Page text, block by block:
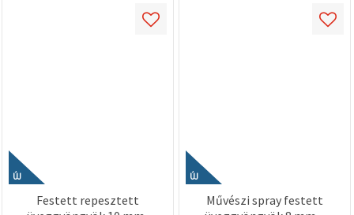
ÚJ
Festett repesztett
ÚJ
Művészi spray festett